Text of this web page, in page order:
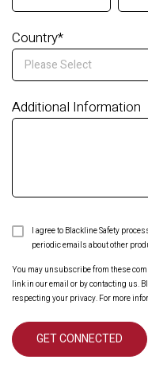
Country*
Additional Information
I agree to Blackline Safety
periodic emails about other
You may unsubscribe from these
link in our email or by contacting us.
respecting your privacy. For more